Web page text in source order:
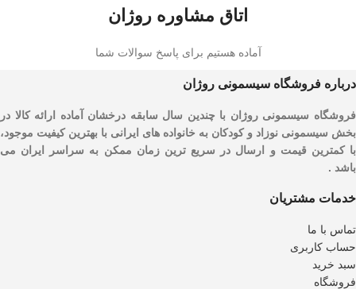
اتاق مشاوره روژان
آماده هستیم برای پاسخ سوالات شما
درباره فروشگاه سیسمونی روژان
فروشگاه سیسمونی روژان با چندین سال سابقه درخشان آماده ارائه کالا در
بخش سیسمونی نوزاد و کودکان به خانواده های ایرانی با بهترین کیفیت موجود،
با کمترین قیمت و ارسال در سریع ترین زمان ممکن به سراسر ایران می
باشد .
خدمات مشتریان
تماس با ما
حساب کاربری
سبد خرید
فروشگاه